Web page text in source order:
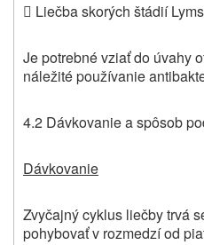
 Liečba skorých štádií
Je potrebné vziať do úvahy
náležité používanie
4.2 Dávkovanie a spôsob
Dávkovanie
Zvyčajný cyklus liečby trvá
pohybovať v rozmedzí od